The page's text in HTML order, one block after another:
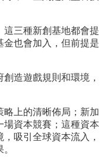
這三種新創基地都會提
也會加入，但前提是
造遊戲規則和環境，
略上的清晰佈局；新加
資本競賽；這種資本
吸引全球資本流入，